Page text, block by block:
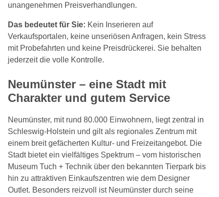
unangenehmen Preisverhandlungen.
Das bedeutet für Sie: Kein Inserieren auf
Verkaufsportalen, keine unseriösen Anfragen, kein Stress
mit Probefahrten und keine Preisdrückerei. Sie behalten
jederzeit die volle Kontrolle.
Neumünster – eine Stadt mit
Charakter und gutem Service
Neumünster, mit rund 80.000 Einwohnern, liegt zentral in
Schleswig-Holstein und gilt als regionales Zentrum mit
einem breit gefächerten Kultur- und Freizeitangebot. Die
Stadt bietet ein vielfältiges Spektrum – vom historischen
Museum Tuch + Technik über den bekannten Tierpark bis
hin zu attraktiven Einkaufszentren wie dem Designer
Outlet. Besonders reizvoll ist Neumünster durch seine